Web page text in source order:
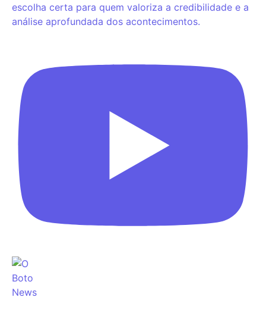
escolha certa para quem valoriza a credibilidade e a
análise aprofundada dos acontecimentos.